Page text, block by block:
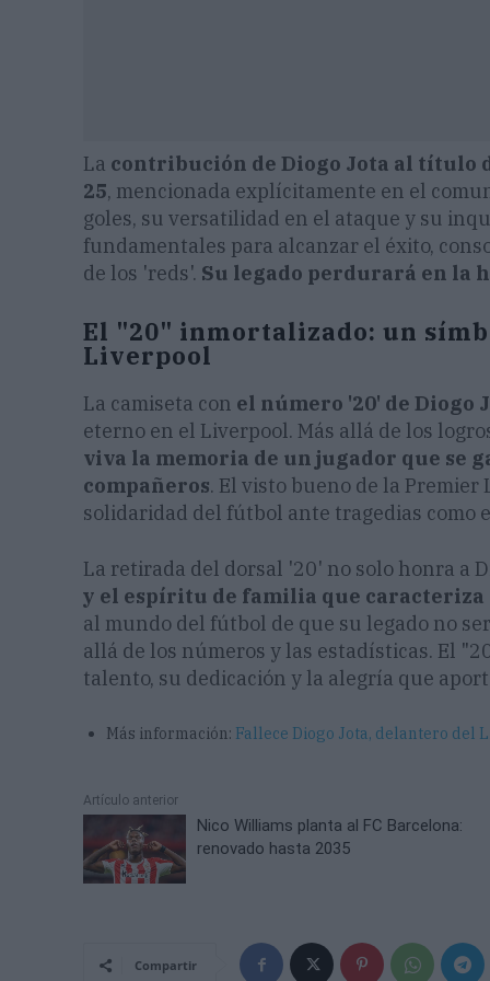
La contribución de Diogo Jota al título
25, mencionada explícitamente en el
goles, su versatilidad en el ataque y su
fundamentales para alcanzar el éxito,
de los 'reds'. Su legado perdurará en la
El "20" inmortalizado: un
Liverpool
La camiseta con el número '20' de Diogo
eterno en el Liverpool. Más allá de los
viva la memoria de un jugador que se
compañeros. El visto bueno de la
solidaridad del fútbol ante tragedias como
La retirada del dorsal '20' no solo honra a
y el espíritu de familia que
al mundo del fútbol de que su legado no
allá de los números y las estadísticas. El
talento, su dedicación y la alegría que
Más información: Fallece Diogo Jota, delantero del
Artículo anterior
Nico Williams planta al FC Barcelona:
renovado hasta 2035
Compartir